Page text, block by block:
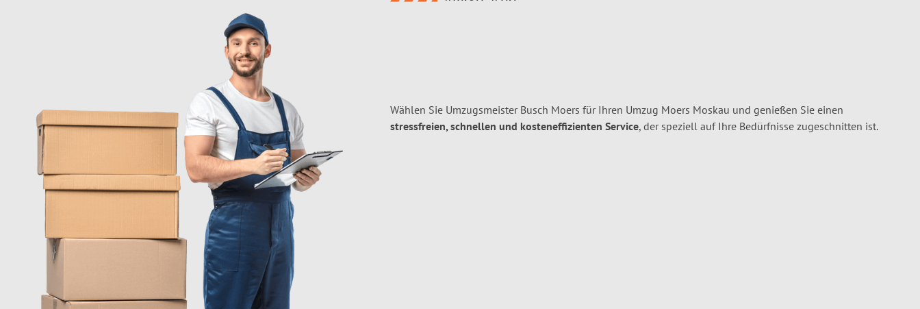
Wählen Sie Umzugsmeister Busch Moers für Ihren Umzug Moers Moskau und genießen Sie einen
stressfreien, schnellen und kosteneffizienten Service, der speziell auf Ihre Bedürfnisse zugeschnitten ist.